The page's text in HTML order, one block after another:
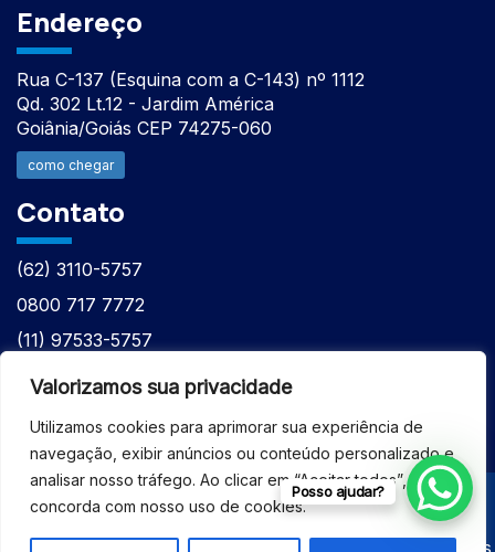
Valorizamos sua privacidade
Utilizamos cookies para aprimorar sua experiência de
navegação, exibir anúncios ou conteúdo personalizado e
analisar nosso tráfego. Ao clicar em “Aceitar todos”, você
concorda com nosso uso de cookies.
Endereço
Rua C-137 (Esquina com a C-143) nº 1112
Qd. 302 Lt.12 - Jardim América
Goiânia/Goiás CEP 74275-060
como chegar
Contato
(62) 3110-5757
0800 717 7772
(11) 97533-5757
(62) 98610-7777
© 2026 - ASSISTÊNCIA TÉCNICA ESPECIALIZADA
Posso ajudar?